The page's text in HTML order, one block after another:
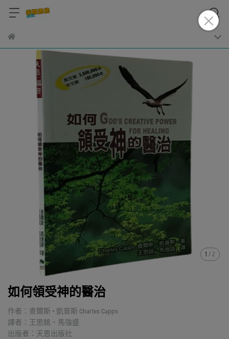
1 / 2
如何領受神的醫治
作者：查爾斯 • 凱普斯 Charles Capps
譯者：王思銘、馬強盛
出版者：天恩出版社